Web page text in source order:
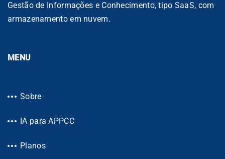
Gestão de Informações e Conhecimento, tipo SaaS, com
armazenamento em nuvem.
MENU
Sobre
IA para APPCC
Planos